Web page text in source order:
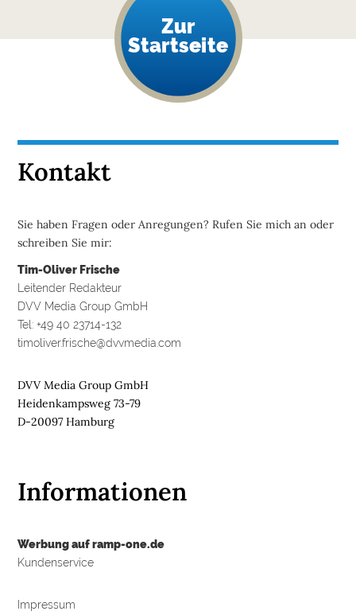
Zur
Startseite
Kontakt
Sie haben Fragen oder Anregungen? Rufen Sie mich an oder
schreiben Sie mir:
Tim-Oliver Frische
Leitender Redakteur
DVV Media Group GmbH
Tel: +49 40 23714-132
timoliver.frische@dvvmedia.com
DVV Media Group GmbH
Heidenkampsweg 73-79
D-20097 Hamburg
Informationen
Werbung auf ramp-one.de
Kundenservice
Impressum